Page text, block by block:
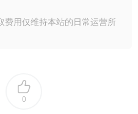
费用仅维持本站的日常运营所
0